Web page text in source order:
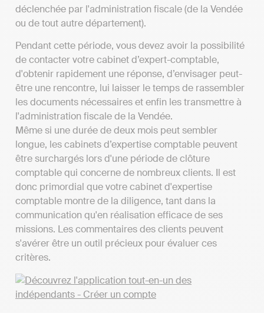
déclenchée par l'administration fiscale (de la Vendée
ou de tout autre département).
Pendant cette période, vous devez avoir la possibilité
de contacter votre cabinet d’expert-comptable,
d'obtenir rapidement une réponse, d’envisager peut-
être une rencontre, lui laisser le temps de rassembler
les documents nécessaires et enfin les transmettre à
l'administration fiscale de la Vendée.
Même si une durée de deux mois peut sembler
longue, les cabinets d’expertise comptable peuvent
être surchargés lors d'une période de clôture
comptable qui concerne de nombreux clients. Il est
donc primordial que votre cabinet d'expertise
comptable montre de la diligence, tant dans la
communication qu'en réalisation efficace de ses
missions. Les commentaires des clients peuvent
s'avérer être un outil précieux pour évaluer ces
critères.